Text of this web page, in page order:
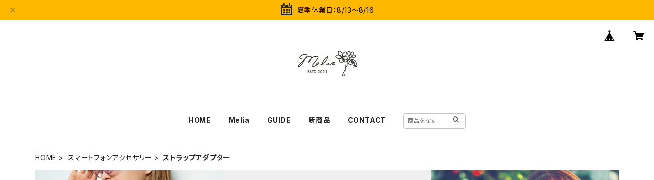
夏季休業日：8/13～8/16
HOME Melia GUIDE 新商品 CONTACT
HOME スマートフォンアクセサリー ストラップアダプター